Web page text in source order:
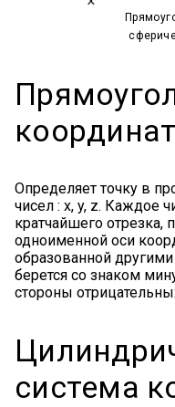
координат
Определяет точку в
чисел : x, y, z. Каждое
кратчайшего отрезка,
одноименной оси
образованной
берется со знаком
стороны
система